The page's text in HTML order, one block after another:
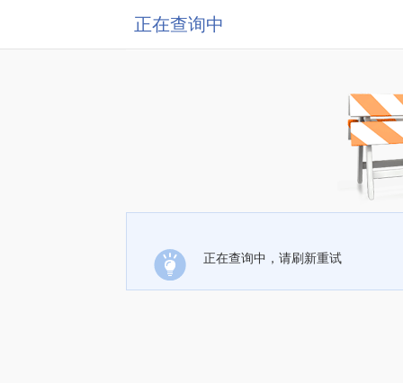
正在查询中
正在查询中，请刷新重试